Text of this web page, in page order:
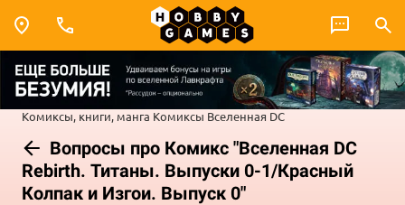
Комиксы, книги, манга Комиксы Вселенная DC
Вопросы про Комикс "Вселенная DC
Rebirth. Титаны. Выпуски 0-1/Красный
Колпак и Изгои. Выпуск 0"